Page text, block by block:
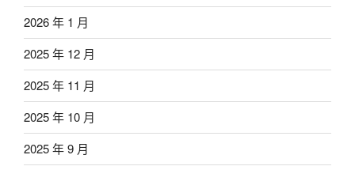
2026 年 1 月
2025 年 12 月
2025 年 11 月
2025 年 10 月
2025 年 9 月